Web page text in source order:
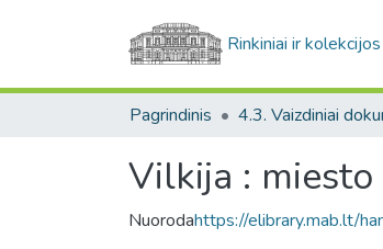
Rinkiniai ir kolekcijos
Pagrindinis
Vilkija :
Nuorodahttps://elibrary.mab.lt/